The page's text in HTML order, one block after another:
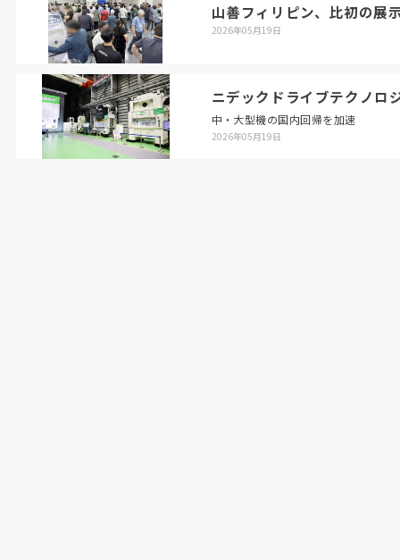
山善フィリピン、比初の展
2026年05月19日
ニデックドライブテクノ
中・大型機の国内回帰を加速
2026年05月19日